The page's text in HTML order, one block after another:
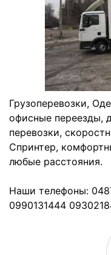
Грузоперевозки,
офисные переезды,
перевозки,
Спринтер,
любые расстояния.
Наши телефоны:
0990131444